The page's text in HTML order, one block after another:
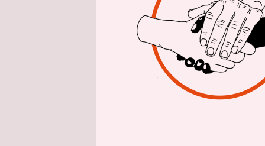
ältere
„Wenn
Hinweise
sagte die